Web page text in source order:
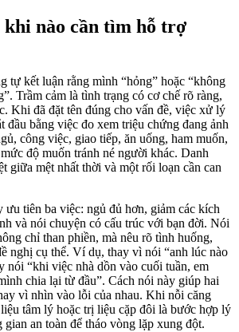
khi nào cần tìm hỗ trợ
tự kết luận rằng mình “hỏng” hoặc “không
Trầm cảm là tình trạng có cơ chế rõ ràng,
Khi đã đặt tên đúng cho vấn đề, việc xử lý
đầu bằng việc đo xem triệu chứng đang ảnh
công việc, giao tiếp, ăn uống, ham muốn,
độ muốn tránh né người khác. Danh
giữa mệt nhất thời và một rối loạn cần can
ưu tiên ba việc: ngủ đủ hơn, giảm các kích
và nói chuyện có cấu trúc với bạn đời. Nói
chỉ than phiền, mà nêu rõ tình huống,
nghị cụ thể. Ví dụ, thay vì nói “anh lúc nào
nói “khi việc nhà dồn vào cuối tuần, em
chia lại từ đầu”. Cách nói này giúp hai
vì nhìn vào lỗi của nhau. Khi nỗi căng
tâm lý hoặc trị liệu cặp đôi là bước hợp lý
an toàn để tháo vòng lặp xung đột.